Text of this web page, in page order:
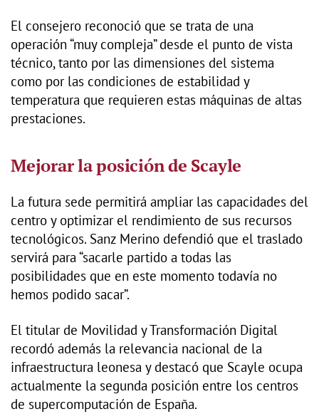
El consejero reconoció que se trata de una
operación “muy compleja” desde el punto de vista
técnico, tanto por las dimensiones del sistema
como por las condiciones de estabilidad y
temperatura que requieren estas máquinas de altas
prestaciones.
Mejorar la posición de Scayle
La futura sede permitirá ampliar las capacidades del
centro y optimizar el rendimiento de sus recursos
tecnológicos. Sanz Merino defendió que el traslado
servirá para “sacarle partido a todas las
posibilidades que en este momento todavía no
hemos podido sacar”.
El titular de Movilidad y Transformación Digital
recordó además la relevancia nacional de la
infraestructura leonesa y destacó que Scayle ocupa
actualmente la segunda posición entre los centros
de supercomputación de España.